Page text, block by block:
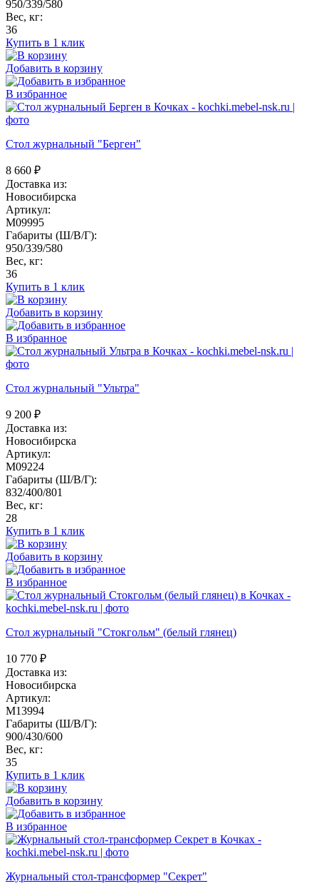
950/339/580
Вес, кг:
36
Купить в 1 клик
Добавить в корзину
В избранное
Стол журнальный "Берген"
8 660 ₽
Доставка из:
Новосибирска
Артикул:
M09995
Габариты (Ш/В/Г):
950/339/580
Вес, кг:
36
Купить в 1 клик
Добавить в корзину
В избранное
Стол журнальный "Ультра"
9 200 ₽
Доставка из:
Новосибирска
Артикул:
M09224
Габариты (Ш/В/Г):
832/400/801
Вес, кг:
28
Купить в 1 клик
Добавить в корзину
В избранное
Стол журнальный "Стокгольм" (белый глянец)
10 770 ₽
Доставка из:
Новосибирска
Артикул:
M13994
Габариты (Ш/В/Г):
900/430/600
Вес, кг:
35
Купить в 1 клик
Добавить в корзину
В избранное
Журнальный стол-трансформер "Секрет"